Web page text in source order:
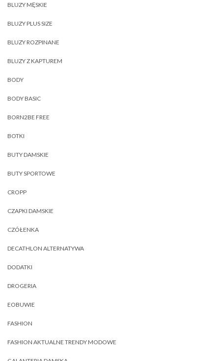
BLUZY MĘSKIE
BLUZY PLUS SIZE
BLUZY ROZPINANE
BLUZY Z KAPTUREM
BODY
BODY BASIC
BORN2BE FREE
BOTKI
BUTY DAMSKIE
BUTY SPORTOWE
CROPP
CZAPKI DAMSKIE
CZÓŁENKA
DECATHLON ALTERNATYWA
DODATKI
DROGERIA
EOBUWIE
FASHION
FASHION AKTUALNE TRENDY MODOWE